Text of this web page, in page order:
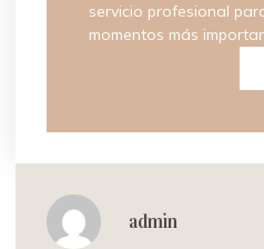
servicio profesional
momentos más
admin